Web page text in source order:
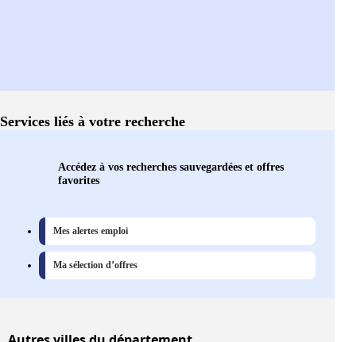
Services liés à votre recherche
Accédez à vos recherches sauvegardées et offres
favorites
Mes alertes emploi
Ma sélection d’offres